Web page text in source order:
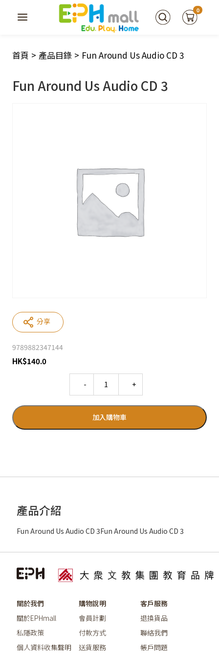
0
首頁 > 產品目錄 > Fun Around Us Audio CD 3
Fun Around Us Audio CD 3
9789882347144
HK$140.0
加入購物車
分享
產品介紹
Fun Around Us Audio CD 3Fun Around Us Audio CD 3
關於我們
關於EPHmall
私隱政策
個人資料收集聲明
購物說明
會員計劃
付款方式
送貨服務
客戶服務
退換貨品
聯絡我們
帳戶問題